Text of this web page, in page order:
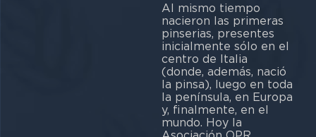
Al mismo tiempo
nacieron las primeras
pinserias, presentes
inicialmente sólo en el
centro de Italia
(donde, además, nació
la pinsa), luego en toda
la península, en Europa
y, finalmente, en el
mundo. Hoy la